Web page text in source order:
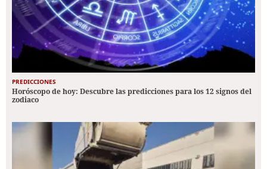
PREDICCIONES
Horóscopo de hoy: Descubre las predicciones para los 12 signos del
zodiaco